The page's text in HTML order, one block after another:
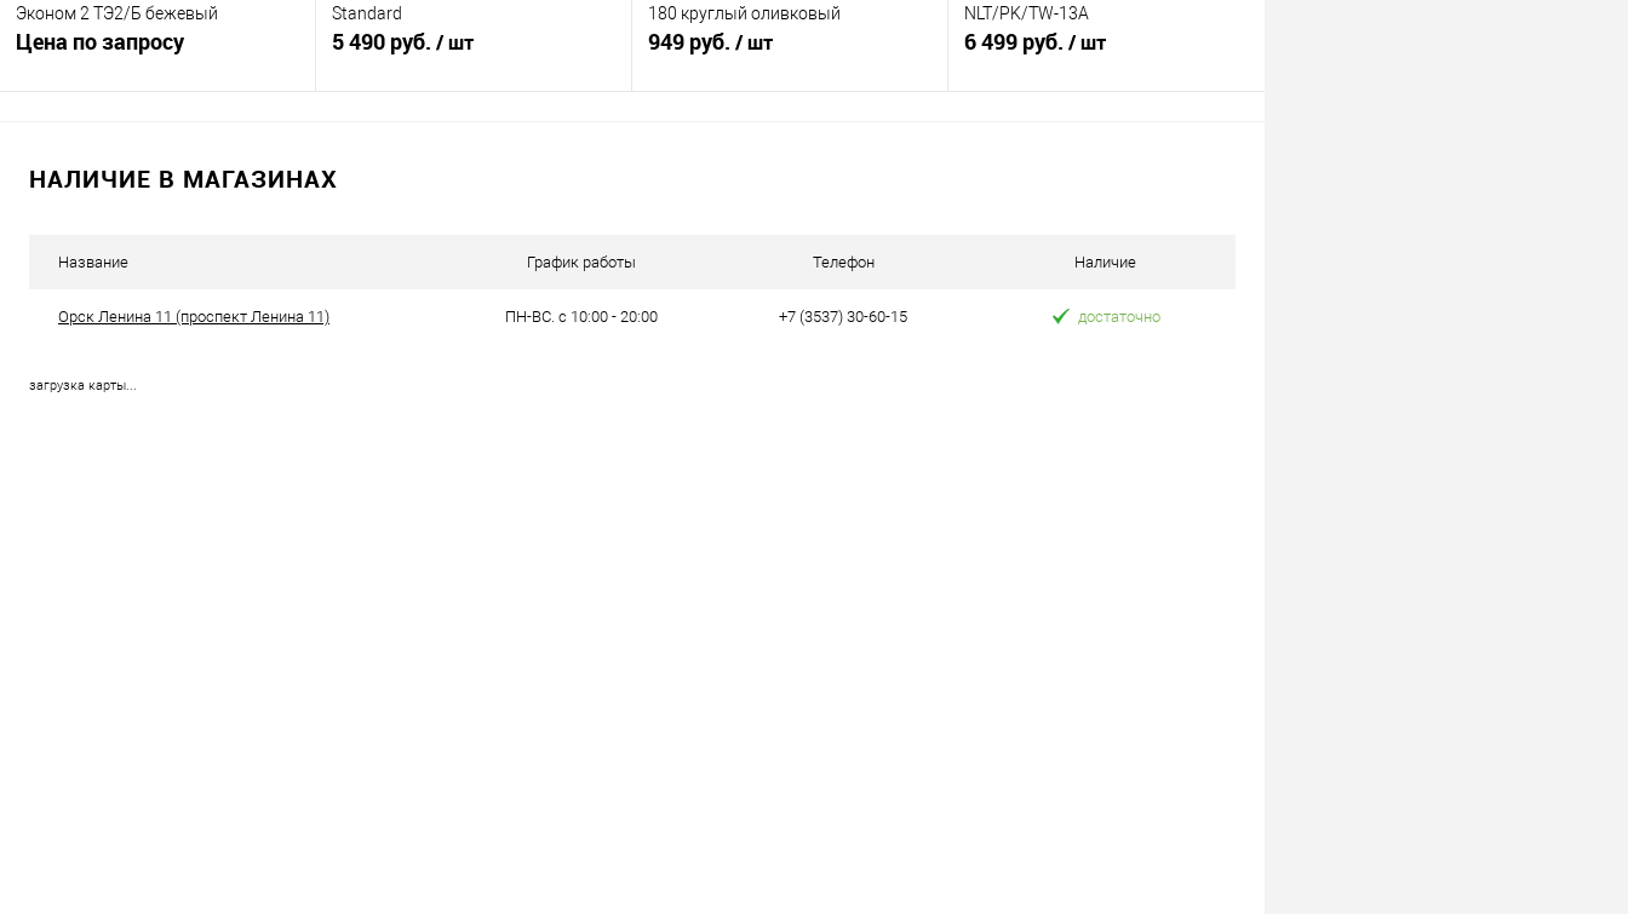
Эконом 2 ТЭ2/Б бежевый
Цена по запросу
Купить в 1 клик
К сравнению
Standard
5 490 руб. / шт
180 круглый оливковый
949 руб. / шт
NLT/PK/TW-13A
6 499 руб. / шт
НАЛИЧИЕ В МАГАЗИНАХ
Название График работы Телефон Наличие
Орск Ленина 11 (проспект Ленина 11) ПН-ВС. с 10:00 - 20:00 +7 (3537) 30-60-15 достаточно
загрузка карты...